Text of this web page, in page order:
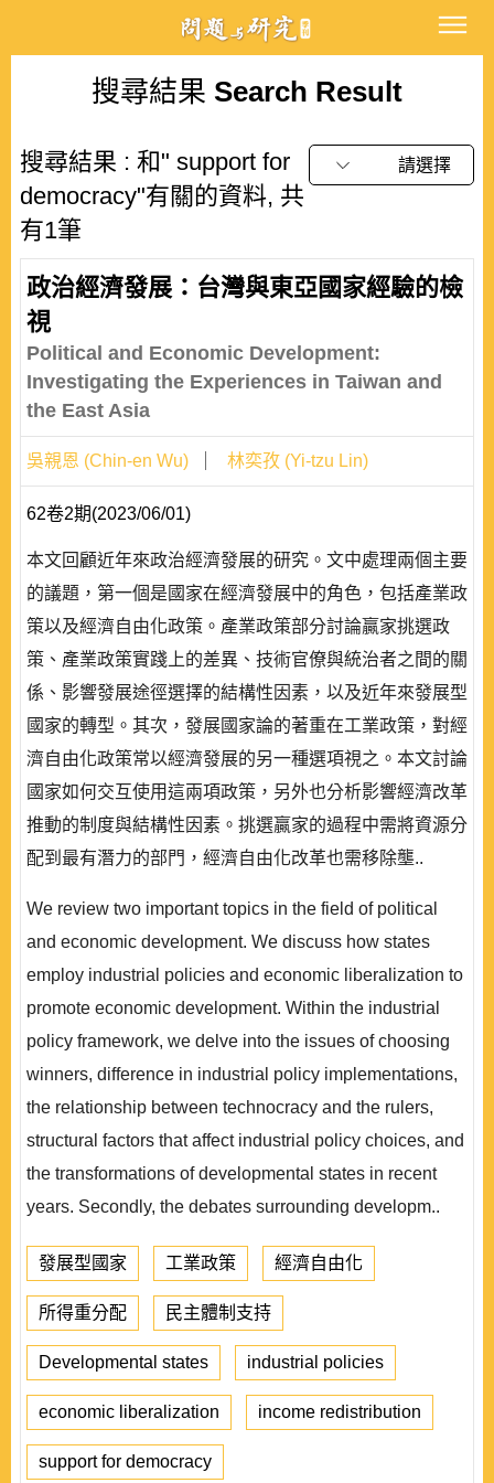
搜尋結果 Search Result
搜尋結果 : 和" support for
democracy"有關的資料, 共
有1筆
請選擇
政治經濟發展：台灣與東亞國家經驗的檢
視
Political and Economic Development:
Investigating the Experiences in Taiwan and
the East Asia
吳親恩 (Chin-en Wu) 林奕孜 (Yi-tzu Lin)
62卷2期(2023/06/01)
本文回顧近年來政治經濟發展的研究。文中處理兩個主要
的議題，第一個是國家在經濟發展中的角色，包括產業政
策以及經濟自由化政策。產業政策部分討論贏家挑選政
策、產業政策實踐上的差異、技術官僚與統治者之間的關
係、影響發展途徑選擇的結構性因素，以及近年來發展型
國家的轉型。其次，發展國家論的著重在工業政策，對經
濟自由化政策常以經濟發展的另一種選項視之。本文討論
國家如何交互使用這兩項政策，另外也分析影響經濟改革
推動的制度與結構性因素。挑選贏家的過程中需將資源分
配到最有潛力的部門，經濟自由化改革也需移除壟..
We review two important topics in the field of political
and economic development. We discuss how states
employ industrial policies and economic liberalization to
promote economic development. Within the industrial
policy framework, we delve into the issues of choosing
winners, difference in industrial policy implementations,
the relationship between technocracy and the rulers,
structural factors that affect industrial policy choices, and
the transformations of developmental states in recent
years. Secondly, the debates surrounding developm..
發展型國家 工業政策 經濟自由化
所得重分配 民主體制支持
Developmental states industrial policies
economic liberalization income redistribution
support for democracy